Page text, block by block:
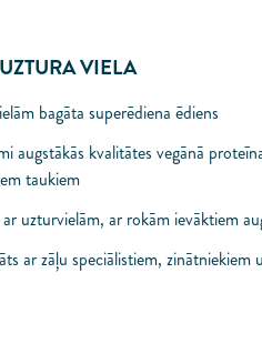
VIELA
bagāta superēdiena ēdiens
augstākās kvalitātes vegānā
taukiem
uzturvielām, ar rokām ievāktiem
ar zāļu speciālistiem, zinātniekiem